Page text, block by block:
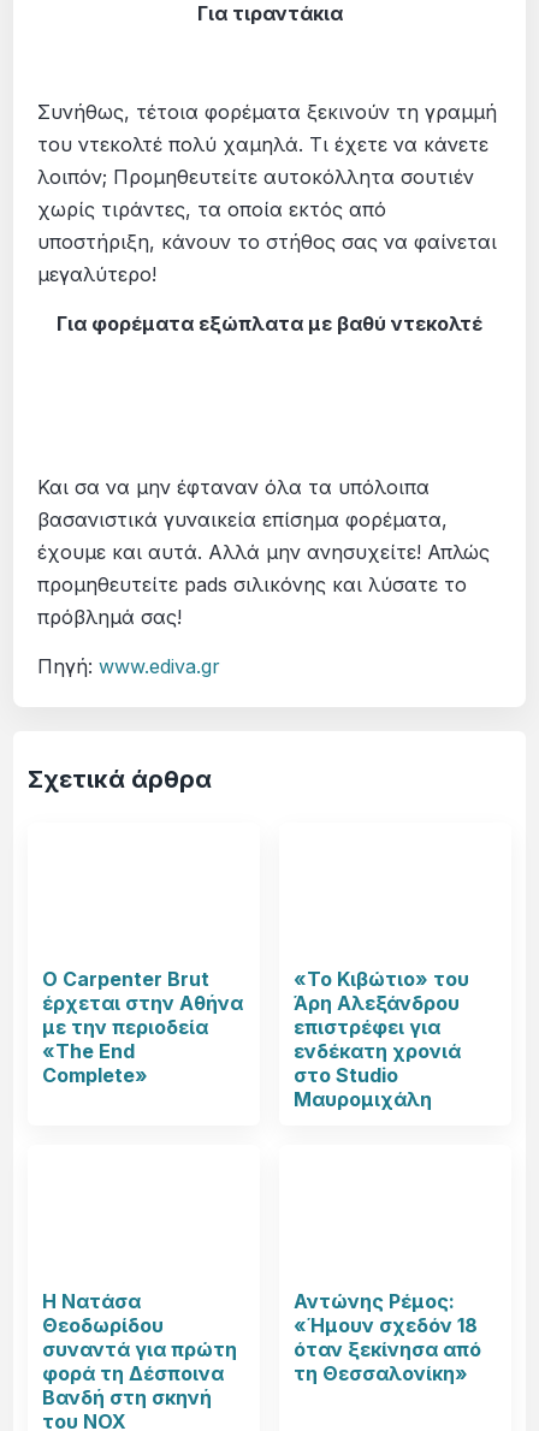
Για τιραντάκια
Συνήθως, τέτοια φορέματα ξεκινούν τη γραμμή
του ντεκολτέ πολύ χαμηλά. Τι έχετε να κάνετε
λοιπόν; Προμηθευτείτε αυτοκόλλητα σουτιέν
χωρίς τιράντες, τα οποία εκτός από
υποστήριξη, κάνουν το στήθος σας να φαίνεται
μεγαλύτερο!
Για φορέματα εξώπλατα με βαθύ ντεκολτέ
Και σα να μην έφταναν όλα τα υπόλοιπα
βασανιστικά γυναικεία επίσημα φορέματα,
έχουμε και αυτά. Αλλά μην ανησυχείτε! Απλώς
προμηθευτείτε padsσιλικόνης και λύσατε το
πρόβλημά σας!
Πηγή:www.ediva.gr
Σχετικά άρθρα
Ο Carpenter Brut
έρχεται στην Αθήνα
με την περιοδεία
«The End
Complete»
«Το Κιβώτιο» του
Άρη Αλεξάνδρου
επιστρέφει για
ενδέκατη χρονιά
στο Studio
Μαυρομιχάλη
Η Νατάσα
Θεοδωρίδου
συναντά για πρώτη
φορά τη Δέσποινα
Βανδή στη σκηνή
του NOX
Αντώνης Ρέμος:
«Ήμουν σχεδόν 18
όταν ξεκίνησα από
τη Θεσσαλονίκη»